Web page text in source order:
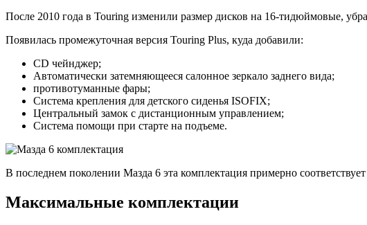
После 2010 года в Touring изменили размер дисков на 16-тидюймовые,
Появилась промежуточная версия Touring Plus, куда добавили:
CD чейнджер;
Автоматически затемняющееся салонное зеркало заднего вида;
противотуманные фары;
Система крепления для детского сиденья ISOFIX;
Центральный замок с дистанционным управлением;
Система помощи при старте на подъеме.
В последнем поколении Мазда 6 эта комплектация примерно
Максимальные комплектации